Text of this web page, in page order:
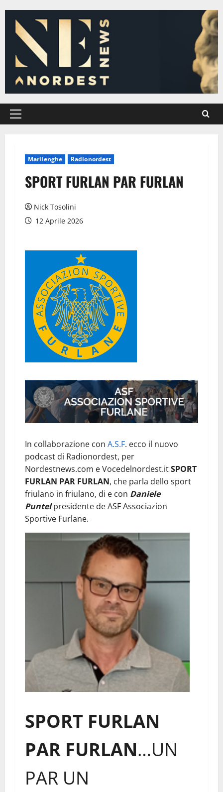
contenuto
Menu
Marilenghe Radionordest
SPORT FURLAN PAR FURLAN
Nick Tosolini
12 Aprile 2026
In collaborazione con A.S.F. ecco il nuovo
podcast di Radionordest, per
Nordestnews.com e Vocedelnordest.itSPORT
FURLAN PAR FURLAN, che parla dello sport
friulano in friulano, di e con Daniele
Puntelpresidente de ASF Associazion
Sportive Furlane.
SPORT FURLAN
PAR FURLAN…UN
PAR UN